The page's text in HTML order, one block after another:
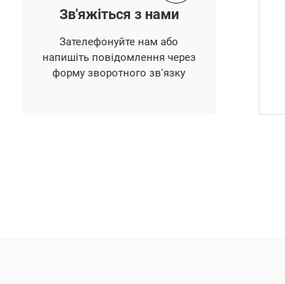
Зв'яжіться з нами
Зателефонуйте нам або
напишіть повідомлення через
форму зворотного зв'язку